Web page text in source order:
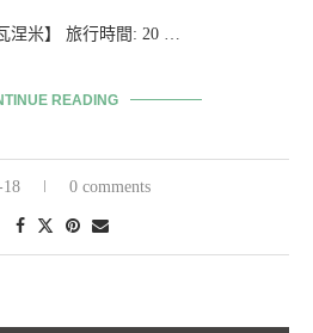
涅米】 旅行時間: 20 …
READING
18 0 comments